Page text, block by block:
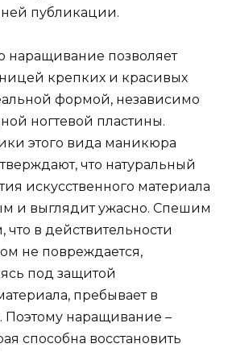
публикации.
наращивание позволяет
крепких и красивых
формой, независимо
ногтевой пластины.
этого вида маникюра
что натуральный
искусственного материала
и выглядит ужасно. Спешим
что в действительности
не повреждается,
под защитой
пребывает в
Поэтому наращивание –
способна восстановить